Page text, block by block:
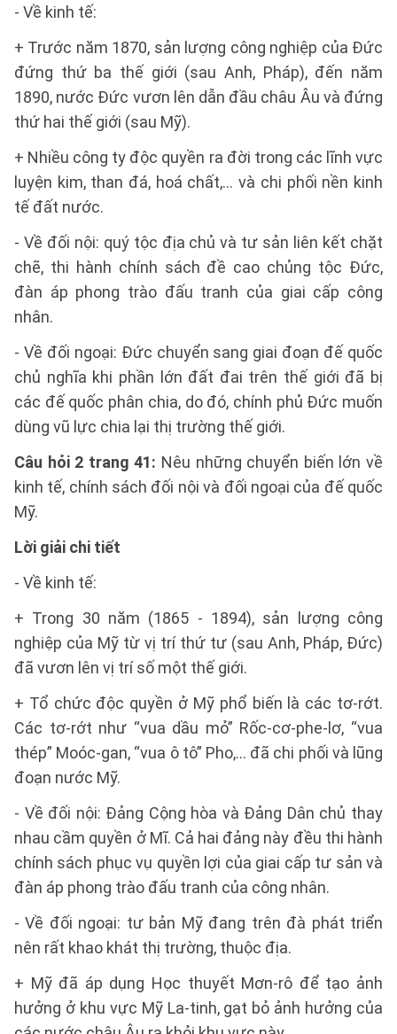
- Về kinh tế:
+ Trước năm 1870, sản lượng công nghiệp của Đức
đứng thứ ba thế giới (sau Anh, Pháp), đến năm
1890, nước Đức vươn lên dẫn đầu châu Âu và đứng
thứ hai thế giới (sau Mỹ).
+ Nhiều công ty độc quyền ra đời trong các lĩnh vực
luyện kim, than đá, hoá chất,... và chi phối nền kinh
tế đất nước.
- Về đối nội: quý tộc địa chủ và tư sản liên kết chặt
chẽ, thi hành chính sách đề cao chủng tộc Đức,
đàn áp phong trào đấu tranh của giai cấp công
nhân.
- Về đối ngoại: Đức chuyển sang giai đoạn đế quốc
chủ nghĩa khi phần lớn đất đai trên thế giới đã bị
các đế quốc phân chia, do đó, chính phủ Đức muốn
dùng vũ lực chia lại thị trường thế giới.
Câu hỏi 2 trang 41: Nêu những chuyển biến lớn về
kinh tế, chính sách đối nội và đối ngoại của đế quốc
Mỹ.
Lời giải chi tiết
- Về kinh tế:
+ Trong 30 năm (1865 - 1894), sản lượng công
nghiệp của Mỹ từ vị trí thứ tư (sau Anh, Pháp, Đức)
đã vươn lên vị trí số một thế giới.
+ Tổ chức độc quyền ở Mỹ phổ biến là các tơ-rớt.
Các tơ-rớt như “vua dầu mỏ” Rốc-cơ-phe-lơ, “vua
thép” Moóc-gan, “vua ô tô” Pho,... đã chi phối và lũng
đoạn nước Mỹ.
- Về đối nội: Đảng Cộng hòa và Đảng Dân chủ thay
nhau cầm quyền ở Mĩ. Cả hai đảng này đều thi hành
chính sách phục vụ quyền lợi của giai cấp tư sản và
đàn áp phong trào đấu tranh của công nhân.
- Về đối ngoại: tư bản Mỹ đang trên đà phát triển
nên rất khao khát thị trường, thuộc địa.
+ Mỹ đã áp dụng Học thuyết Mơn-rô để tạo ảnh
hưởng ở khu vực Mỹ La-tinh, gạt bỏ ảnh hưởng của